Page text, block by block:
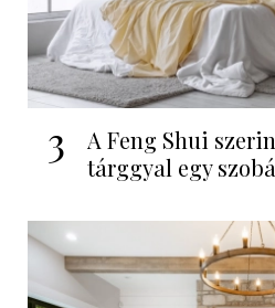
3
A Feng Shui
tárggyal egy